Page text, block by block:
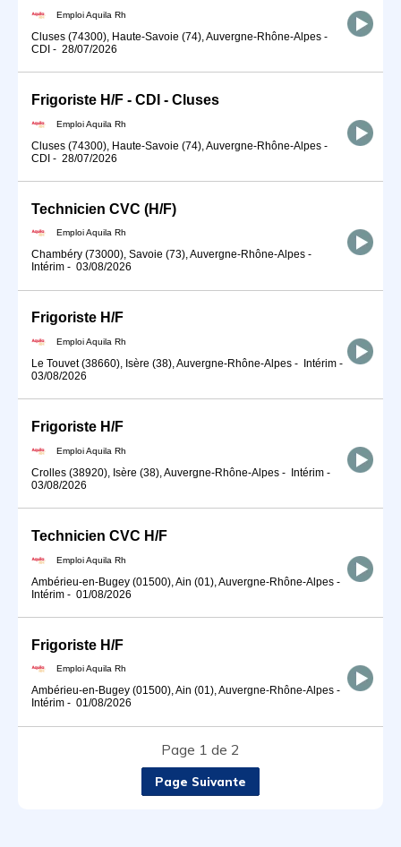
Emploi Aquila Rh
Cluses (74300), Haute-Savoie (74), Auvergne-Rhône-Alpes -
CDI - 28/07/2026
Frigoriste H/F - CDI - Cluses
Emploi Aquila Rh
Cluses (74300), Haute-Savoie (74), Auvergne-Rhône-Alpes -
CDI - 28/07/2026
Technicien CVC (H/F)
Emploi Aquila Rh
Chambéry (73000), Savoie (73), Auvergne-Rhône-Alpes -
Intérim - 03/08/2026
Frigoriste H/F
Emploi Aquila Rh
Le Touvet (38660), Isère (38), Auvergne-Rhône-Alpes - Intérim -
03/08/2026
Frigoriste H/F
Emploi Aquila Rh
Crolles (38920), Isère (38), Auvergne-Rhône-Alpes - Intérim -
03/08/2026
Technicien CVC H/F
Emploi Aquila Rh
Ambérieu-en-Bugey (01500), Ain (01), Auvergne-Rhône-Alpes -
Intérim - 01/08/2026
Frigoriste H/F
Emploi Aquila Rh
Ambérieu-en-Bugey (01500), Ain (01), Auvergne-Rhône-Alpes -
Intérim - 01/08/2026
Page 1 de 2
Page Suivante